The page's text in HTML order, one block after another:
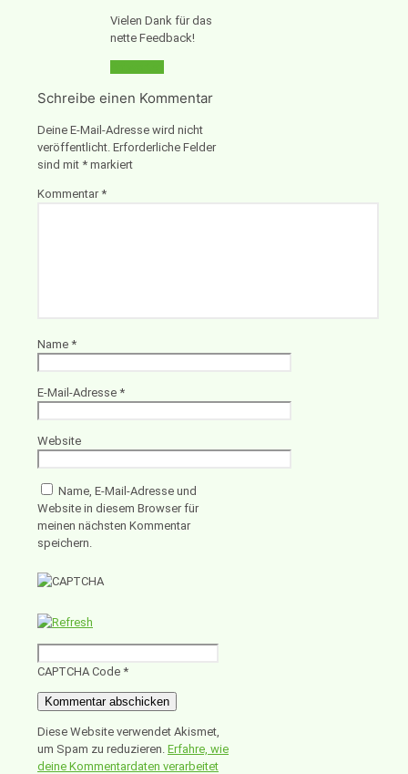
Vielen Dank für das
nette Feedback!
Schreibe einen Kommentar
Deine E-Mail-Adresse wird nicht
veröffentlicht. Erforderliche Felder
sind mit * markiert
Kommentar*
Name *
E-Mail-Adresse *
Website
Name, E-Mail-Adresse und
Website in diesem Browser für
meinen nächsten Kommentar
speichern.
CAPTCHA Code *
Diese Website verwendet Akismet,
um Spam zu reduzieren. Erfahre, wie
deine Kommentardaten verarbeitet